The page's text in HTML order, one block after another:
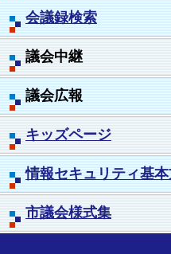
会議録検索
議会中継
議会広報
キッズページ
情報セキュリティ基
市議会様式集